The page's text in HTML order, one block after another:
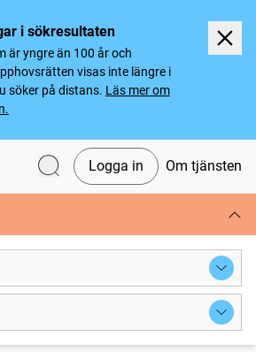
i sökresultaten
är yngre än 100 år och
visas inte längre i
söker på distans. Läs mer om
Logga in Om tjänsten